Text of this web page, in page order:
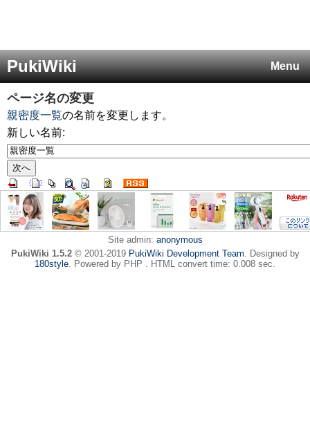
Menu
PukiWiki
ページ名の変更
親密度一覧の名前を変更します。
新しい名前:
Site admin: anonymous
PukiWiki 1.5.2© 2001-2019 PukiWiki Development Team. Designed by
180style. Powered by PHP . HTML convert time: 0.008 sec.